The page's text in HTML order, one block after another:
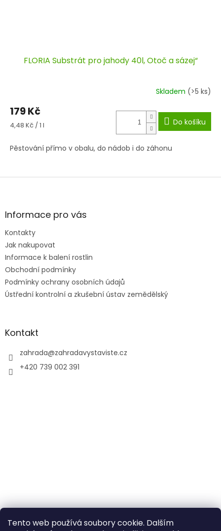
Tento web používá soubory cookie. Dalším
FLORIA Substrát pro jahody 40l, Otoč a sázej“
Skladem (>5 ks)
179 Kč
Měrná
4,48 Kč / 1 l Do košíku
Pěstování přímo v obalu, do nádob i do záhonu
Z
aInformace pro vás
Kontakty
Jak nakupovat
Informace k balení rostlin
Obchodní podmínky
Podmínky ochrany osobních údajů
Ústřední kontrolní a zkušební ústav zemědělský
Kontakt
zahrada@zahradavystaviste.cz
+420 739 002 391